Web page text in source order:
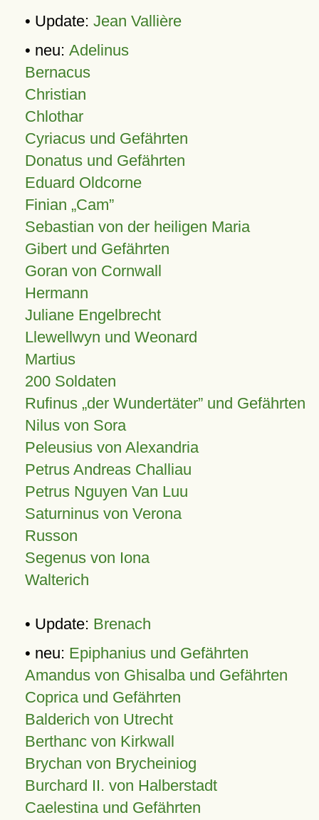
• Update: Jean Vallière
• neu: Adelinus
Bernacus
Christian
Chlothar
Cyriacus und Gefährten
Donatus und Gefährten
Eduard Oldcorne
Finian Cam
Sebastian von der heiligen Maria
Gibert und Gefährten
Goran von Cornwall
Hermann
Juliane Engelbrecht
Llewellwyn und Weonard
Martius
200 Soldaten
Rufinus „der Wundertäter” und Gefährten
Nilus von Sora
Peleusius von Alexandria
Petrus Andreas Challiau
Petrus Nguyen Van Luu
Saturninus von Verona
Russon
Segenus von Iona
Walterich
• Update: Brenach
• neu: Epiphanius und Gefährten
Amandus von Ghisalba und Gefährten
Coprica und Gefährten
Balderich von Utrecht
Berthanc von Kirkwall
Brychan von Brycheiniog
Burchard II. von Halberstadt
Caelestina und Gefährten